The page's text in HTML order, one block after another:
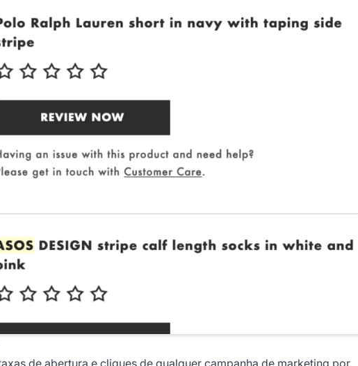
de abertura e cliques de qualquer campanha de marketing por